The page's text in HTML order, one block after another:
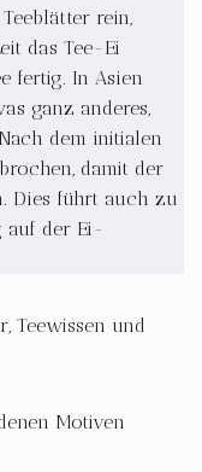
rein,
das Tee-Ei
fertig. In Asien
ganz anderes,
dem initialen
damit der
Dies führt auch zu
auf der Ei-
Teewissen und
Motiven